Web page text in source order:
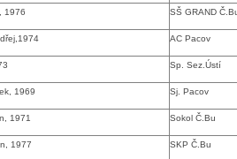
1976 SŠ GRAND
AC Pacov
Sp. Sez.Ústí
1969 Sj. Pacov
1971 Sokol Č.Bu
1977 SKP Č.Bu